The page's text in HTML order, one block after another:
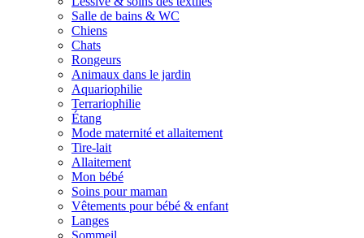
Salle de bains & WC
Chiens
Chats
Rongeurs
Animaux dans le jardin
Aquariophilie
Terrariophilie
Étang
Mode maternité et allaitement
Tire-lait
Allaitement
Mon bébé
Soins pour maman
Vêtements pour bébé & enfant
Langes
Sommeil